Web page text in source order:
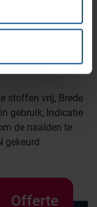
stoffen vrij, Brede
gebruik, Indicatie
de naalden te
gekeurd
Offerte